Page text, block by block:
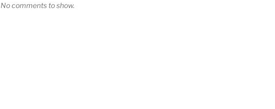
No comments to show.